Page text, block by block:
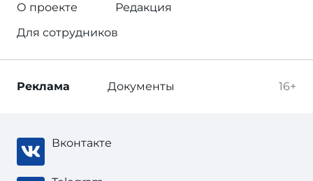
О проекте
Редакция
Для сотрудников
16+
Реклама Документы
Вконтакте